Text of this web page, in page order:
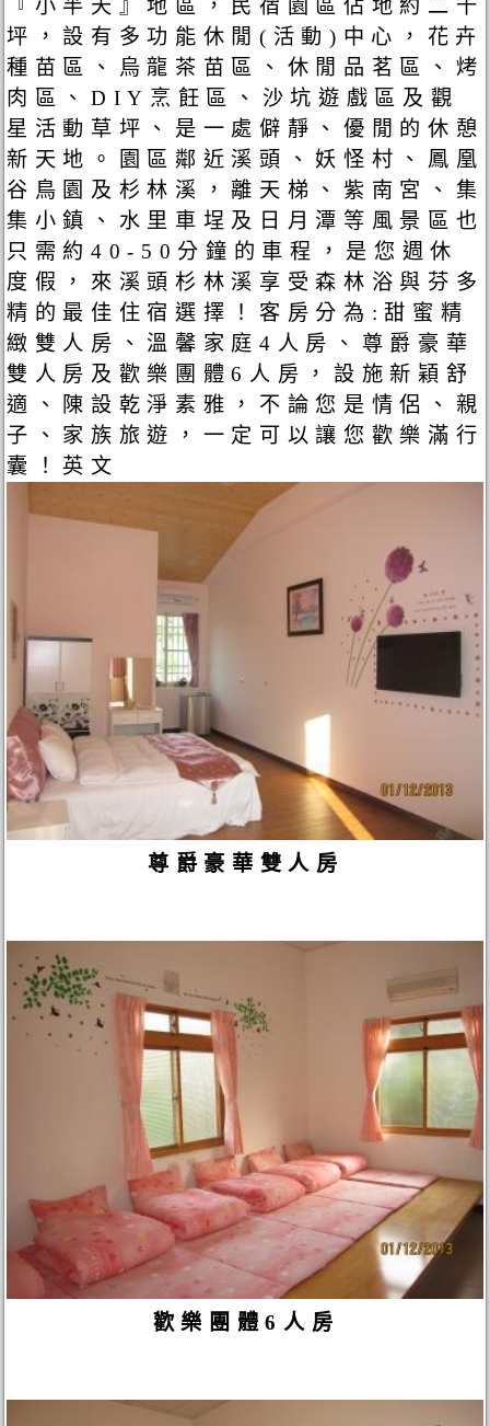
『小半天』地區，民宿園區佔地約二千
坪，設有多功能休閒(活動)中心，花卉
種苗區、烏龍茶苗區、休閒品茗區、烤
肉區、DIY烹飪區、沙坑遊戲區及觀
星活動草坪、是一處僻靜、優閒的休憩
新天地。園區鄰近溪頭、妖怪村、鳳凰
谷鳥園及杉林溪，離天梯、紫南宮、集
集小鎮、水里車埕及日月潭等風景區也
只需約40-50分鐘的車程，是您週休
度假，來溪頭杉林溪享受森林浴與芬多
精的最佳住宿選擇！客房分為:甜蜜精
緻雙人房、溫馨家庭4人房、尊爵豪華
雙人房及歡樂團體6人房，設施新穎舒
適、陳設乾淨素雅，不論您是情侶、親
子、家族旅遊，一定可以讓您歡樂滿行
囊！英文
尊爵豪華雙人房
歡樂團體6人房